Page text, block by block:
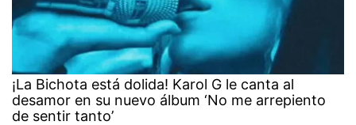
¡La Bichota está dolida! Karol G le canta al
desamor en su nuevo álbum ‘No me arrepiento
de sentir tanto’